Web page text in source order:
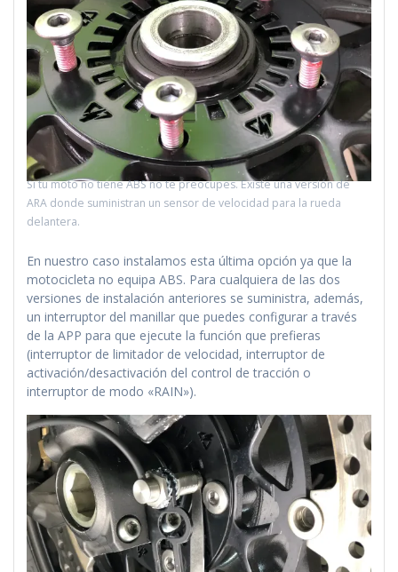
Si tu moto no tiene ABS no te preocupes. Existe una versión de
ARA donde suministran un sensor de velocidad para la rueda
delantera.
En nuestro caso instalamos esta última opción ya que la
motocicleta no equipa ABS. Para cualquiera de las dos
versiones de instalación anteriores se suministra, además,
un interruptor del manillar que puedes configurar a través
de la APP para que ejecute la función que prefieras
(interruptor de limitador de velocidad, interruptor de
activación/desactivación del control de tracción o
interruptor de modo «RAIN»).